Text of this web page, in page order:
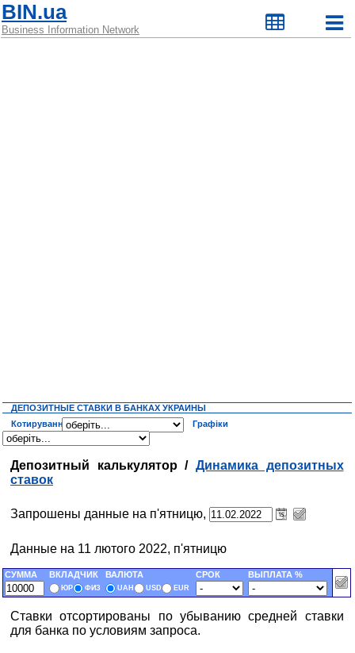
BIN.ua
Business Information Network
ДЕПОЗИТНЫЕ СТАВКИ В БАНКАХ УКРАИНЫ
Котирування
Графіки
Депозитный калькулятор / Динамика депозитных
ставок
Запрошены данные на п'ятницю,
Данные на 11 лютого 2022, п'ятницю
СУММА ВКЛАДЧИК ВАЛЮТА СРОК ВЫПЛАТА %
ЮР ФИЗ UAH USD EUR
Ставки отсортированы по убыванию средней ставки
для банка по условиям запроса.